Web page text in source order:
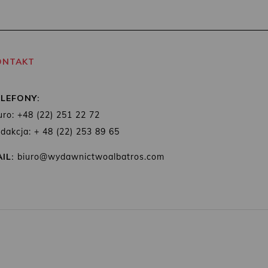
+48 (22) 251 22 72
+ 48 (22) 253 89 65
biuro@wydawnictwoalbatros.com